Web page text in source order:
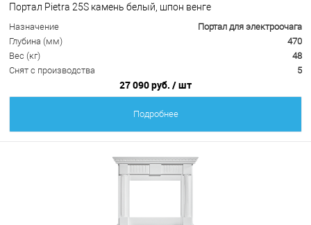
Портал Pietra 25S камень белый, шпон венге
Назначение
Портал для электроочага
Глубина (мм)
470
Вес (кг)
48
Снят с производства
5
27 090 руб. / шт
Подробнее